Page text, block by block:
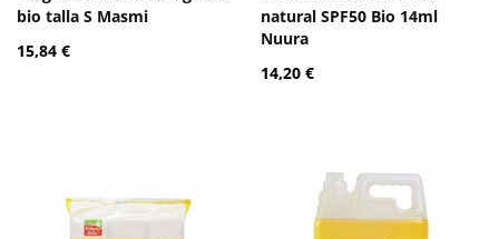
bio talla S Masmi
15,84 €
natural SPF50 Bio 14ml
Nuura
14,20 €